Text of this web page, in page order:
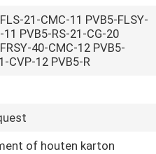
21-CMC-11 PVB5-FLSY-
11 PVB5-RS-21-CG-20
40-CMC-12 PVB5-
CVP-12 PVB5-R
of houten karton